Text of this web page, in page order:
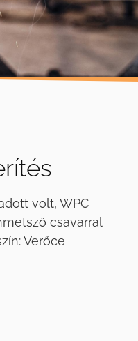
volt, WPC
csavarral
Verőce